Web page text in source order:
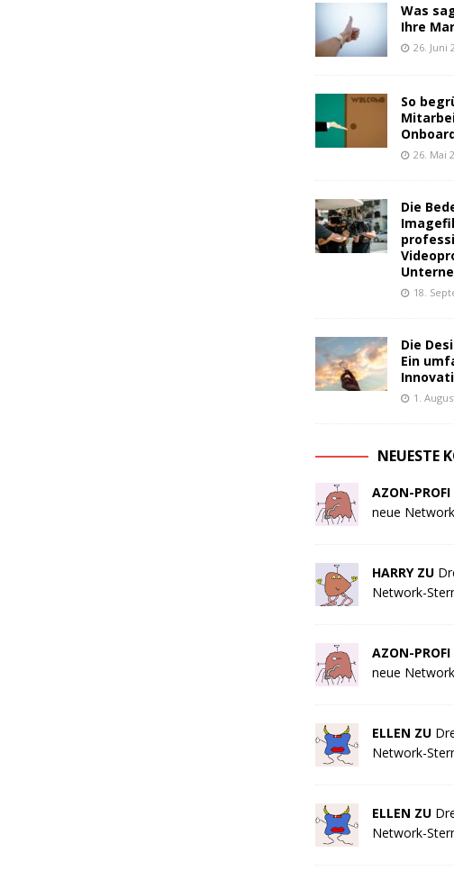
Was
Ihre
26. Juni
So
26. Mai
Die
18.
Die
Ein
1.
NEUESTE
AZON-PROFI
neue
HARRY ZU
Network-
AZON-PROFI
neue
ELLEN ZU
Network-
ELLEN ZU
Network-